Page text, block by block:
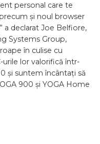
personal care te
și noul browser
a declarat Joe Belfiore,
Systems Group,
în culise cu
urile lor valorifică într-
și suntem încântați să
900 și YOGA Home